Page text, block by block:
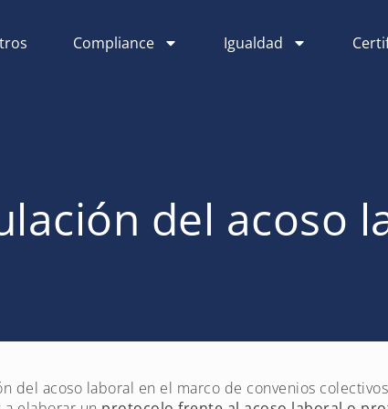
Compliance Igualdad
del acoso
del acoso laboral en el marco de convenios